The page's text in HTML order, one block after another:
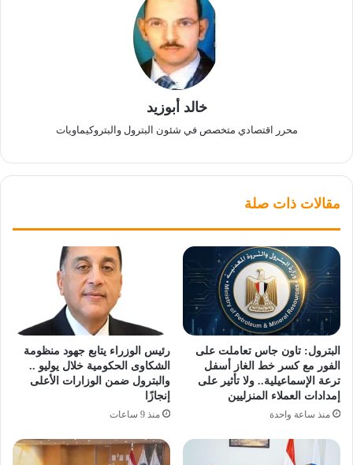
خالد أبوزيد
محرر اقتصادي متخصص في شئون البترول والبتروكيماويات
مقالات ذات صلة
البترول: تاون جاس تعاملت على
الفور مع كسر خط الغاز أسفل
ترعة الإسماعيلية.. ولا تأثير على
إمدادات العملاء المنزليين
منذ ساعة واحدة
رئيس الوزراء يتابع جهود منظومة
الشكاوى الحكومية خلال يوليو ..
والبترول ضمن الوزارات الأعلى
إنجازًا
منذ 9 ساعات